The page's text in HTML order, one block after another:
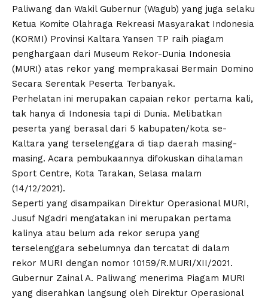
Paliwang dan Wakil Gubernur (Wagub) yang juga selaku
Ketua Komite Olahraga Rekreasi Masyarakat Indonesia
(KORMI) Provinsi Kaltara Yansen TP raih piagam
penghargaan dari Museum Rekor-Dunia Indonesia
(MURI) atas rekor yang memprakasai Bermain Domino
Secara Serentak Peserta Terbanyak.
Perhelatan ini merupakan capaian rekor pertama kali,
tak hanya di Indonesia tapi di Dunia. Melibatkan
peserta yang berasal dari 5 kabupaten/kota se-
Kaltara yang terselenggara di tiap daerah masing-
masing. Acara pembukaannya difokuskan dihalaman
Sport Centre, Kota Tarakan, Selasa malam
(14/12/2021).
Seperti yang disampaikan Direktur Operasional MURI,
Jusuf Ngadri mengatakan ini merupakan pertama
kalinya atau belum ada rekor serupa yang
terselenggara sebelumnya dan tercatat di dalam
rekor MURI dengan nomor 10159/R.MURI/XII/2021.
Gubernur Zainal A. Paliwang menerima Piagam MURI
yang diserahkan langsung oleh Direktur Operasional